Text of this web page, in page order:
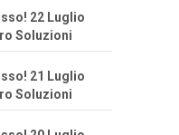
22 Luglio
Soluzioni
21 Luglio
Soluzioni